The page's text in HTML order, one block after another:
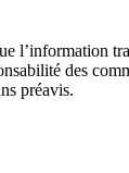
l’information
des
préavis.